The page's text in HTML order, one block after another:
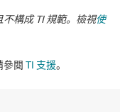
構成 TI 規範。檢視使
參閱 TI 支援。​​​​​​​​​​​​​​